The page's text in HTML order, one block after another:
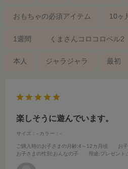
おもちゃの必須アイテム 10ヶ
1週間 くまさんコロコロベル2
本人 ジャラジャラ 最初
楽しそうに遊んでいます。
サイズ：- カラー：-
ご購入時のお子さまの月齢:4～12カ月頃 お
お子さまの性別 :おんなの子 用途:プレゼント,